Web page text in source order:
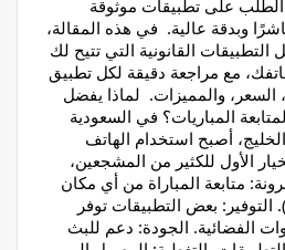
الطلب على تطبيقات موثوقة
وبدقة عالية. في هذه المقالة،
التطبيقات القانونية التي تتيح لك
مع مراجعة دقيقة لكل تطبيق
السعر، والمميزات. لماذا يفضل
المباريات؟ في السعودية
أصبح استخدام الهاتف
الأول للكثير من المشجعين،
متابعة المباراة من أي مكان
التوفير: بعض التطبيقات توفر
الفضائية. الجودة: دعم للبث